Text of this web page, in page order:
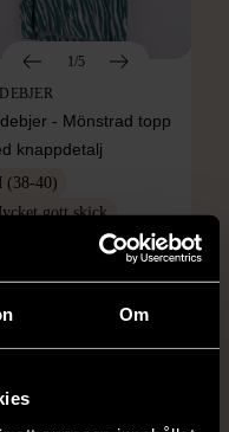
Om
1/5
- Mönstrad topp
knappdetalj
(38-40)
gott skick